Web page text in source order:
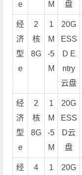
e
M
盘
经
济
型
e
2
核
8G
1
M
-5
M
20G
ESS
D E
ntry
云盘
经
济
型
e
2
核
8G
1
M
-5
M
20G
ESS
D云
盘
经
4
1
20G